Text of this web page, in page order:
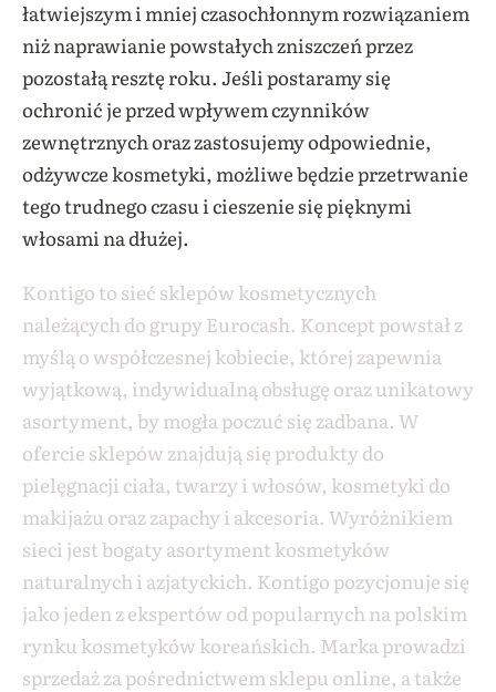
łatwiejszym i mniej czasochłonnym rozwiązaniem
niż naprawianie powstałych zniszczeń przez
pozostałą resztę roku. Jeśli postaramy się
ochronić je przed wpływem czynników
zewnętrznych oraz zastosujemy odpowiednie,
odżywcze kosmetyki, możliwe będzie przetrwanie
tego trudnego czasu i cieszenie się pięknymi
włosami na dłużej.
Kontigo to sieć sklepów kosmetycznych
należących do grupy Eurocash. Koncept powstał z
myślą o współczesnej kobiecie, której zapewnia
wyjątkową, indywidualną obsługę oraz unikatowy
asortyment, by mogła poczuć się zadbana. W
ofercie sklepów znajdują się produkty do
pielęgnacji ciała, twarzy i włosów, kosmetyki do
makijażu oraz zapachy i akcesoria. Wyróżnikiem
sieci jest bogaty asortyment kosmetyków
naturalnych i azjatyckich. Kontigo pozycjonuje się
jako jeden z ekspertów od popularnych na polskim
rynku kosmetyków koreańskich. Marka prowadzi
sprzedaż za pośrednictwem sklepu online, a także